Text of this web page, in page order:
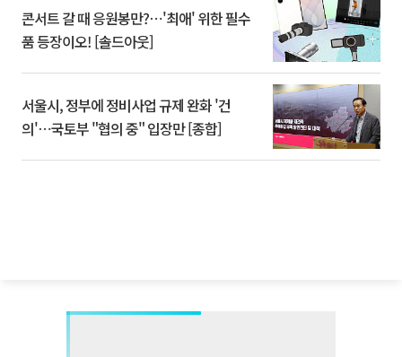
콘서트 갈 때 응원봉만?⋯'최애' 위한 필수
품 등장이오! [솔드아웃]
서울시, 정부에 정비사업 규제 완화 '건
의'⋯국토부 "협의 중" 입장만 [종합]